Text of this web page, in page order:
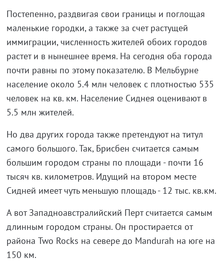
Постепенно, раздвигая свои границы и поглощая
маленькие городки, а также за счет растущей
иммиграции, численность жителей обоих городов
растет и в нынешнее время. На сегодня оба города
почти равны по этому показателю. В Мельбурне
население около 5.4 млн человек с плотностью 535
человек на кв. км. Население Сиднея оценивают в
5.5 млн жителей.
Но два других города также претендуют на титул
самого большого. Так, Брисбен считается самым
большим городом страны по площади - почти 16
тысяч кв. километров. Идущий на втором месте
Сидней имеет чуть меньшую площадь - 12 тыс. кв.км.
А вот Западноавстралийский Перт считается самым
длинным городом страны. Он простирается от
района Two Rocks на севере до Mandurah на юге на
150 км.